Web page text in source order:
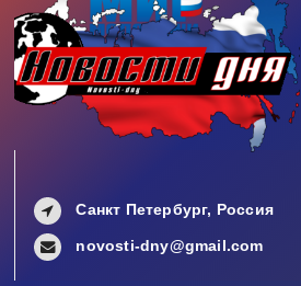
Санкт Петербург, Россия
novosti-dny@gmail.com